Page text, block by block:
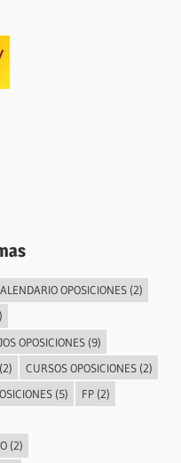
OPOSICIONES(2)
OPOSICIONES(9)
CURSOS OPOSICIONES(2)
(5) FP(2)
(2)